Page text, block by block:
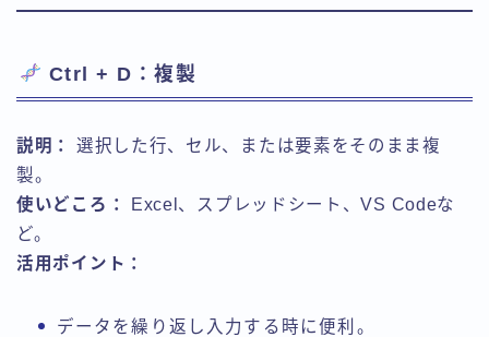
Ctrl + D：複製
説明：
選択した行、セル、または要素をそのまま複
製。
使いどころ：
Excel、スプレッドシート、VS Codeな
ど。
活用ポイント：
データを繰り返し入力する時に便利。